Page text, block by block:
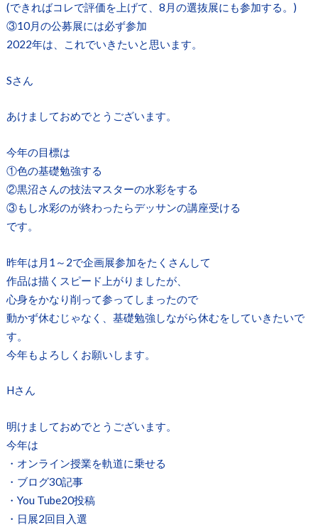
(できればコレで評価を上げて、8月の選抜展にも参加する。)
③10月の公募展には必ず参加
2022年は、これでいきたいと思います。
Sさん
あけましておめでとうございます。
今年の目標は
①色の基礎勉強する
②黒沼さんの技法マスターの水彩をする
③もし水彩のが終わったらデッサンの講座受ける
です。
昨年は月1～2で企画展参加をたくさんして
作品は描くスピード上がりましたが、
心身をかなり削って参ってしまったので
動かず休むじゃなく、基礎勉強しながら休むをしていきたいで
す。
今年もよろしくお願いします。
Hさん
明けましておめでとうございます。
今年は
・オンライン授業を軌道に乗せる
・ブログ30記事
・You Tube20投稿
・日展2回目入選